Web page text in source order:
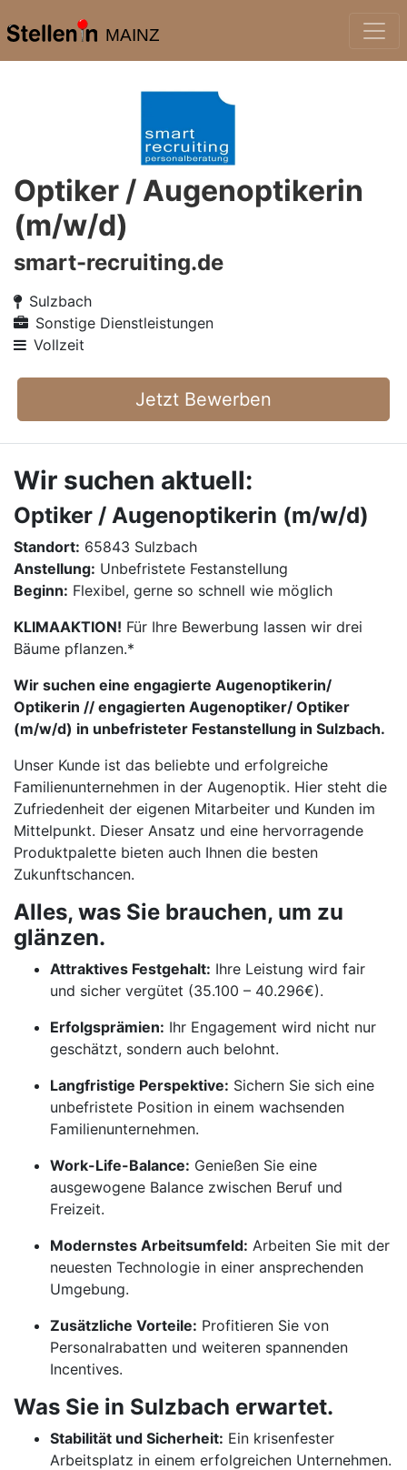
MAINZ
Optiker / Augenoptikerin
(m/w/d)
smart-recruiting.de
Sulzbach
Sonstige Dienstleistungen
Vollzeit
Jetzt Bewerben
Wir suchen aktuell:
Optiker / Augenoptikerin (m/w/d)
Standort: 65843 Sulzbach
Anstellung: Unbefristete Festanstellung
Beginn: Flexibel, gerne so schnell wie möglich
KLIMAAKTION! Für Ihre Bewerbung lassen wir drei
Bäume pflanzen.*
Wir suchen eine engagierte Augenoptikerin/
Optikerin // engagierten Augenoptiker/ Optiker
(m/w/d) in unbefristeter Festanstellung in Sulzbach.
Unser Kunde ist das beliebte und erfolgreiche
Familienunternehmen in der Augenoptik. Hier steht die
Zufriedenheit der eigenen Mitarbeiter und Kunden im
Mittelpunkt. Dieser Ansatz und eine hervorragende
Produktpalette bieten auch Ihnen die besten
Zukunftschancen.
Alles, was Sie brauchen, um zu
glänzen.
Attraktives Festgehalt: Ihre Leistung wird fair
und sicher vergütet (35.100 – 40.296€).
Erfolgsprämien: Ihr Engagement wird nicht nur
geschätzt, sondern auch belohnt.
Langfristige Perspektive: Sichern Sie sich eine
unbefristete Position in einem wachsenden
Familienunternehmen.
Work-Life-Balance: Genießen Sie eine
ausgewogene Balance zwischen Beruf und
Freizeit.
Modernstes Arbeitsumfeld: Arbeiten Sie mit der
neuesten Technologie in einer ansprechenden
Umgebung.
Zusätzliche Vorteile: Profitieren Sie von
Personalrabatten und weiteren spannenden
Incentives.
Was Sie in Sulzbach erwartet.
Stabilität und Sicherheit: Ein krisenfester
Arbeitsplatz in einem erfolgreichen Unternehmen.